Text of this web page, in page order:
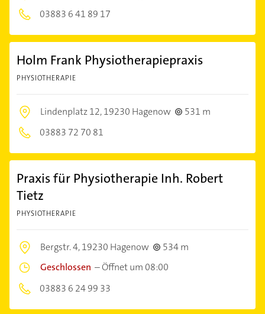
03883 6 41 89 17
Holm Frank Physiotherapiepraxis
PHYSIOTHERAPIE
Lindenplatz 12,19230 Hagenow
531 m
03883 72 70 81
Praxis für Physiotherapie Inh. Robert
Tietz
PHYSIOTHERAPIE
Bergstr. 4,19230 Hagenow
534 m
Geschlossen –Öffnet um 08:00
03883 6 24 99 33